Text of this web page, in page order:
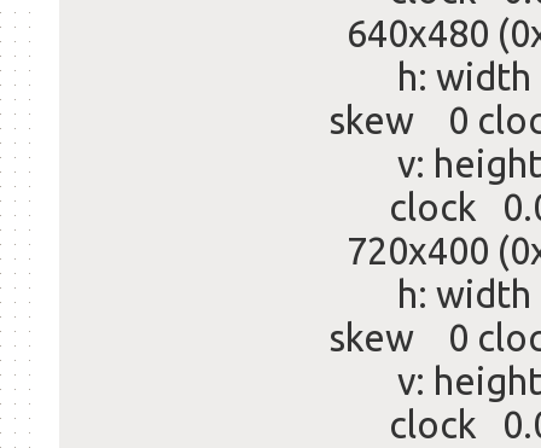
640x480
h: width
skew 0
v: height
clock
720x400
h: width
skew 0
v: height
clock